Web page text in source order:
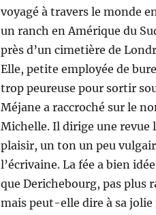
voyagé à travers le monde
un ranch en Amérique du
près d’un cimetière de
Elle, petite employée de
trop peureuse pour sortir
Méjane a raccroché sur le
Michelle. Il dirige une
plaisir, un ton un peu
l’écrivaine. La fée a bien
que Derichebourg, pas plus
mais peut-elle dire à sa